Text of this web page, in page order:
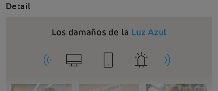
Detail